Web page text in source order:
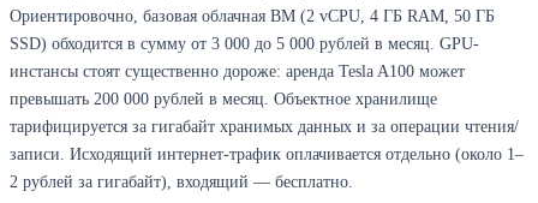
Ориентировочно, базовая облачная ВМ (2 vCPU, 4 ГБ RAM, 50 ГБ
SSD) обходится в сумму от 3 000 до 5 000 рублей в месяц. GPU-
инстансы стоят существенно дороже: аренда Tesla A100 может
превышать 200 000 рублей в месяц. Объектное хранилище
тарифицируется за гигабайт хранимых данных и за операции чтения/
записи. Исходящий интернет-трафик оплачивается отдельно (около 1–
2 рублей за гигабайт), входящий — бесплатно.